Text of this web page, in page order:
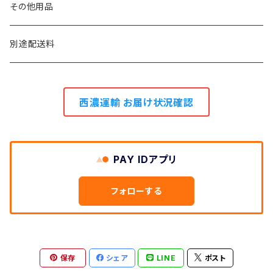
0.9m幅
5.5m巻き
2.7m巻き
その他用品
別途配送料
西濃運輸 お届け状況確認
PAY IDアプリ
フォローする
保存 シェア LINE ポスト